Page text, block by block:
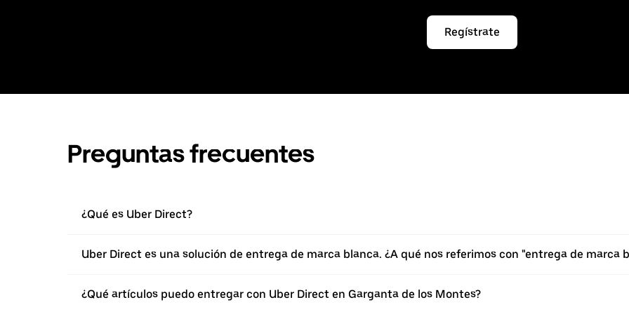
Regístrate
Preguntas frecuentes
¿Qué es Uber Direct?
Uber Direct es una solución de entrega de marca blanca. ¿A qué nos referimos con "entrega de marca
¿Qué artículos puedo entregar con Uber Direct en Garganta de los Montes?